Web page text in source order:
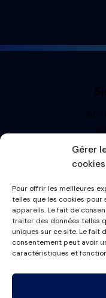
Gérer
cookies
Pour offrir les meilleures
telles que les cookies
appareils. Le fait de
traiter des données telles
uniques sur ce site. Le fait
consentement peut avoir
caractéristiques et
55
TVA: